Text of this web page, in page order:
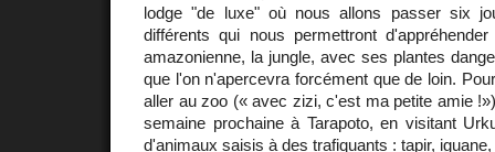
lodge "de luxe" où nous allons passer six
différents qui nous permettront
amazonienne, la jungle, avec ses plantes
que l'on n'apercevra forcément que de loin.
aller au zoo (« avec zizi, c'est ma petite amie
semaine prochaine à Tarapoto, en visitant
d'animaux saisis à des trafiquants : tapir,